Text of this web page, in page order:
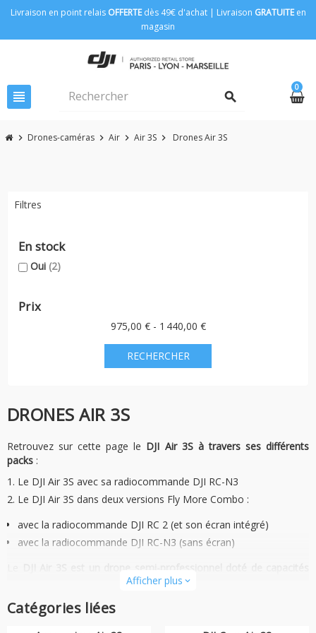
Livraison en point relais OFFERTEdès 49€ d'achat | Livraison GRATUITEen
magasin
view_headline search
0
chevron_right Drones-caméras chevron_right Air chevron_right Air 3S chevron_right Drones Air 3S
Filtres
En stock
Oui (2)
Prix
975,00 € - 1 440,00 €
DRONES AIR 3S
Retrouvez sur cette page le DJI Air 3S à travers ses différents
packs :
Le DJI Air 3S avec sa radiocommande DJI RC-N3
Le DJI Air 3S dans deux versions Fly More Combo :
avec la radiocommande DJI RC 2 (et son écran intégré)
avec la radiocommande DJI RC-N3 (sans écran)
DJI Air 3S est un drone semi-professionnel doté de capacités
. Avec seulement 724 grammes, ce drone
à dos.
Afficher plus expand_more
Catégories liées